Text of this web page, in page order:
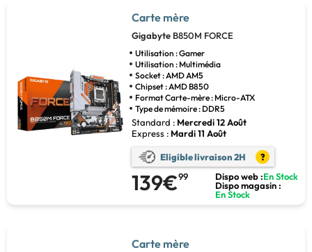
Carte mère
Gigabyte B850M FORCE
Utilisation : Gamer
Utilisation : Multimédia
Socket : AMD AM5
Chipset : AMD B850
Format Carte-mère : Micro-ATX
Type de mémoire : DDR5
Standard : Mercredi 12 Août
Express : Mardi 11 Août
Eligible livraison 2H ?
139€99 Dispo web :En Stock
Dispo magasin :
En Stock
Carte mère